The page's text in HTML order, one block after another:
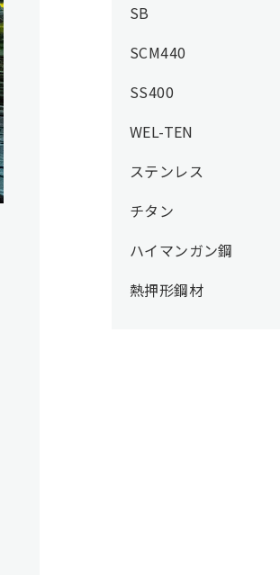
SB
SCM440
SS400
WEL-TEN
ステンレス
チタン
ハイマンガン鋼
熱押形鋼材